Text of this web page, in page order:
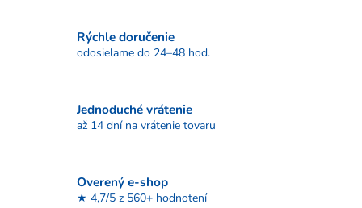
Rýchle doručenie
odosielame do 24–48 hod.
Jednoduché vrátenie
až 14 dní na vrátenie tovaru
Overený e-shop
★ 4,7/5 z 560+ hodnotení